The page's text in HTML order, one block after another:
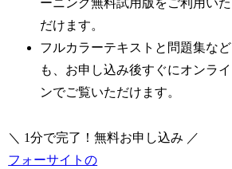
ーニング無料試用版をご利用いた
だけます。
フルカラーテキストと問題集など
も、お申し込み後すぐにオンライ
ンでご覧いただけます。
＼ 1分で完了！無料お申し込み ／
フォーサイトの